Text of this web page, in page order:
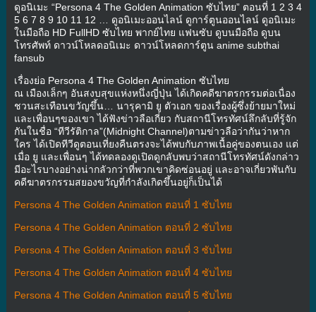
ดูอนิเมะ “Persona 4 The Golden Animation ซับไทย” ตอนที่ 1 2 3 4
5 6 7 8 9 10 11 12 … ดูอนิเมะออนไลน์ ดูการ์ตูนออนไลน์ ดูอนิเมะ
ในมือถือ HD FullHD ซับไทย พากย์ไทย แฟนซับ ดูบนมือถือ ดูบน
โทรศัพท์ ดาวน์โหลดอนิเมะ ดาวน์โหลดการ์ตูน anime subthai
fansub
เรื่องย่อ Persona 4 The Golden Animation ซับไทย
ณ เมืองเล็กๆ อันสงบสุขแห่งหนึ่งญี่ปุ่น ได้เกิดคดีฆาตรกรรมต่อเนื่อง
ชวนสะเทือนขวัญขึ้น… นารุคามิ ยู ตัวเอก ของเรื่องผู้ซึ่งย้ายมาใหม่
และเพื่อนๆของเขา ได้ฟังข่าวลือเกี่ยว กับสถานีโทรทัศน์ลึกลับที่รู้จัก
กันในชื่อ “ทีวีรัติกาล”(Midnight Channel)ตามข่าวลือว่ากันว่าหาก
ใคร ได้เปิดทีวีดูตอนเที่ยงคืนตรงจะได้พบกับภาพเนื้อคู่ของตนเอง แต่
เมื่อ ยู และเพื่อนๆ ได้ทดลองดูเปิดดูกลับพบว่าสถานีโทรทัศน์ดังกล่าว
มีอะไรบางอย่างน่ากลัวกว่าที่พวกเขาคิดซ่อนอยู่ และอาจเกี่ยวพันกับ
คดีฆาตรกรรมสยองขวัญที่กำลังเกิดขึ้นอยู่ก็เป็นได้
Persona 4 The Golden Animation ตอนที่ 1 ซับไทย
Persona 4 The Golden Animation ตอนที่ 2 ซับไทย
Persona 4 The Golden Animation ตอนที่ 3 ซับไทย
Persona 4 The Golden Animation ตอนที่ 4 ซับไทย
Persona 4 The Golden Animation ตอนที่ 5 ซับไทย